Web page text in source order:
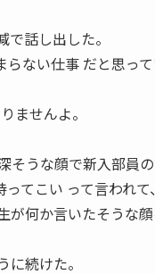
話し出した。
ない仕事 だと思って
ませんよ。
うな顔で新入部員の
ってこい って言われ
が何か言いたそうな
続けた。